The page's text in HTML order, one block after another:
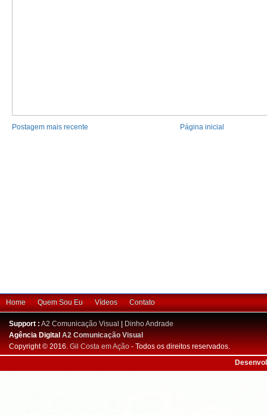
Postagem mais recente Página inicial
Home Quem Sou Eu Vídeos Contato
Support : A2 Comunicação Visual
Dinho Andrade
Agência DigitalA2 Comunicação Visual
Copyright © 2016. Gil Costa em Ação - Todos os direitos reservados.